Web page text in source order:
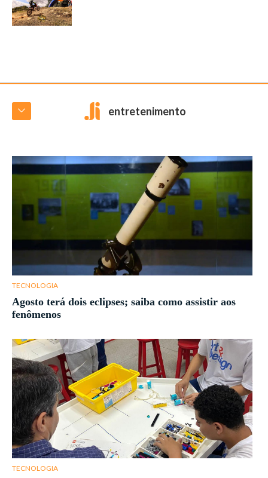
entretenimento
TECNOLOGIA
Agosto terá dois eclipses; saiba como assistir aos
fenômenos
TECNOLOGIA